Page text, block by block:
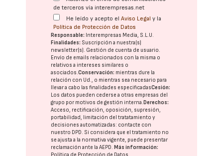
de terceros vía interempresas.net
He leído y acepto elAviso Legal y la
Política de Protección de Datos
Responsable: Interempresas Media, S.L.U.
Finalidades: Suscripción a nuestra(s)
newsletter(s). Gestión de cuenta de usuario.
Envío de emails relacionados con la misma o
relativos a intereses similares o
asociados.Conservación: mientras dure la
relación con Ud., o mientras sea necesario para
llevar a cabo las finalidades especificadasCesión:
Los datos pueden cederse a otras empresas del
grupo por motivos de gestión interna. Derechos:
Acceso, rectificación, oposición, supresión,
portabilidad, limitación del tratatamiento y
decisiones automatizadas: contacte con
nuestro DPD. Si considera que el tratamiento no
se ajusta a la normativa vigente, puede presentar
reclamación ante laAEPD. Más información: